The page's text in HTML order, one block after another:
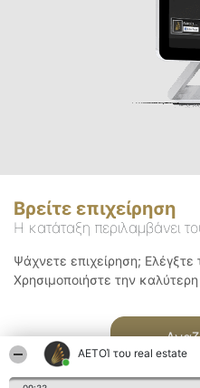
ΑΕΤΟΊ του real estate
Βρείτε επιχείρηση
Η κατάταξη περιλαμβάνει
Ψάχνετε επιχείρηση;
Χρησιμοποιήστε την